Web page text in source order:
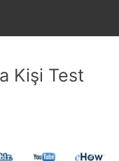
Kişi Test